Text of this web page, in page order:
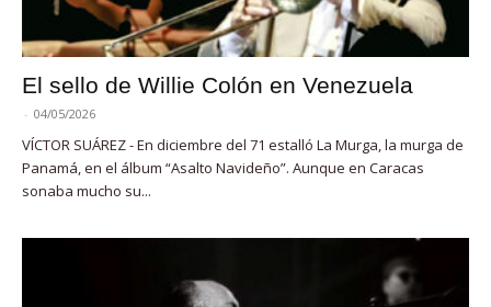
El sello de Willie Colón en Venezuela
- 04/05/2026
VÍCTOR SUÁREZ - En diciembre del 71 estalló La Murga, la murga de
Panamá, en el álbum “Asalto Navideño”. Aunque en Caracas
sonaba mucho su...